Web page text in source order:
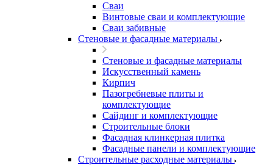
Сваи
Винтовые сваи и комплектующие
Сваи забивные
Стеновые и фасадные материалы
Стеновые и фасадные материалы
Искусственный камень
Кирпич
Пазогребневые плиты и
комплектующие
Сайдинг и комплектующие
Строительные блоки
Фасадная клинкерная плитка
Фасадные панели и комплектующие
Строительные расходные материалы